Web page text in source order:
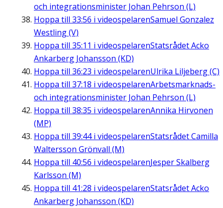
och integrationsminister Johan Pehrson (L)
Hoppa till 33:56 i videospelarenSamuel Gonzalez
Westling (V)
Hoppa till 35:11 i videospelarenStatsrådet Acko
Ankarberg Johansson (KD)
Hoppa till 36:23 i videospelarenUlrika Liljeberg (C)
Hoppa till 37:18 i videospelarenArbetsmarknads-
och integrationsminister Johan Pehrson (L)
Hoppa till 38:35 i videospelarenAnnika Hirvonen
(MP)
Hoppa till 39:44i videospelarenStatsrådet Camilla
Waltersson Grönvall (M)
Hoppa till 40:56 i videospelarenJesper Skalberg
Karlsson (M)
Hoppa till 41:28 i videospelarenStatsrådet Acko
Ankarberg Johansson (KD)